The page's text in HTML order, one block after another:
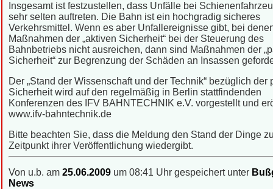
Insgesamt ist festzustellen, dass Unfälle bei
sehr selten auftreten. Die Bahn ist ein hochgradig sicheres
Verkehrsmittel. Wenn es aber Unfallereignisse gibt, bei
Maßnahmen der „aktiven Sicherheit“ bei der Steuerung des
Bahnbetriebs nicht ausreichen, dann sind Maßnahmen der
Sicherheit“ zur Begrenzung der Schäden an Insassen
Der „Stand der Wissenschaft und der Technik“ bezüglich der
Sicherheit wird auf den regelmäßig in Berlin stattfindenden
Konferenzen des IFV BAHNTECHNIK e.V. vorgestellt und
www.ifv-bahntechnik.de
Bitte beachten Sie, dass die Meldung den Stand der Dinge
Zeitpunkt ihrer Veröffentlichung wiedergibt.
Von u.b. am 25.06.2009 um 08:41 Uhr gespeichert unter
News